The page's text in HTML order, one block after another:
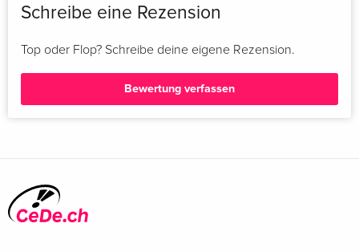
Schreibe eine Rezension
Top oder Flop? Schreibe deine eigene Rezension.
Bewertung verfassen